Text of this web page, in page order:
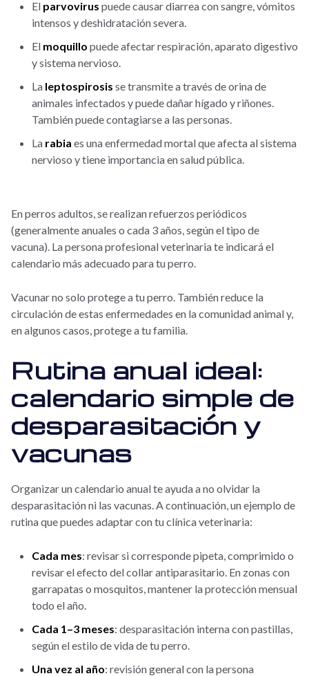
El parvovirus puede causar diarrea con sangre, vómitos
intensos y deshidratación severa.
El moquillo puede afectar respiración, aparato digestivo
y sistema nervioso.
La leptospirosis se transmite a través de orina de
animales infectados y puede dañar hígado y riñones.
También puede contagiarse a las personas.
La rabia es una enfermedad mortal que afecta al sistema
nervioso y tiene importancia en salud pública.
En perros adultos, se realizan refuerzos periódicos
(generalmente anuales o cada 3 años, según el tipo de
vacuna). La persona profesional veterinaria te indicará el
calendario más adecuado para tu perro.
Vacunar no solo protege a tu perro. También reduce la
circulación de estas enfermedades en la comunidad animal y,
en algunos casos, protege a tu familia.
Rutina anual ideal:
calendario simple de
desparasitación y
vacunas
Organizar un calendario anual te ayuda a no olvidar la
desparasitación ni las vacunas. A continuación, un ejemplo de
rutina que puedes adaptar con tu clínica veterinaria:
Cada mes: revisar si corresponde pipeta, comprimido o
revisar el efecto del collar antiparasitario. En zonas con
garrapatas o mosquitos, mantener la protección mensual
todo el año.
Cada 1–3 meses: desparasitación interna con pastillas,
según el estilo de vida de tu perro.
Una vez al año: revisión general con la persona